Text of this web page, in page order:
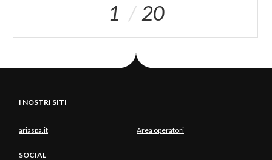
1 20
I NOSTRI SITI
ariaspa.it Area operatori
SOCIAL